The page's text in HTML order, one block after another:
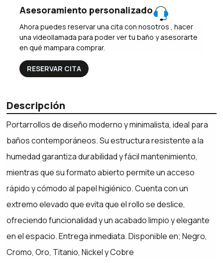
Asesoramiento personalizado
Ahora puedes reservar una cita con nosotros , hacer
una videollamada para poder ver tu baño y asesorarte
en qué mampara comprar.
RESERVAR CITA
Descripción
Portarrollos de diseño moderno y minimalista, ideal para
baños contemporáneos. Su estructura resistente a la
humedad garantiza durabilidad y fácil mantenimiento,
mientras que su formato abierto permite un acceso
rápido y cómodo al papel higiénico. Cuenta con un
extremo elevado que evita que el rollo se deslice,
ofreciendo funcionalidad y un acabado limpio y elegante
en el espacio. Entrega inmediata. Disponible en; Negro,
Cromo, Oro, Titanio, Nickel y Cobre